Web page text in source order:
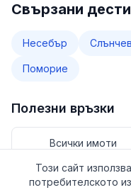
Свързани
Несебър
Поморие
Полезни връзки
Всички имоти
Имоти за
Този сайт
потребителското